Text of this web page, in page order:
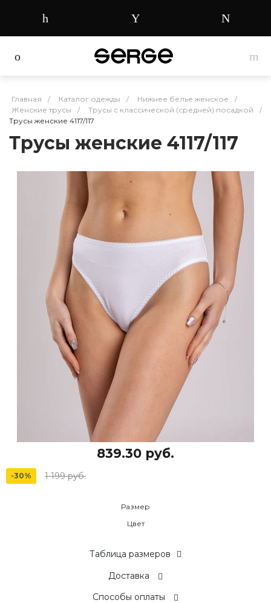
Главная / Каталог одежды / Нижнее белье женское
/
Женские трусы
/ Трусы с классической (средней) посадкой
/
Трусы женские 4117/117
Трусы женские 4117/117
839.30 руб.
-30% 1 199 руб.
Размер
Цвет
Таблица размеров
Доставка
Способы оплаты